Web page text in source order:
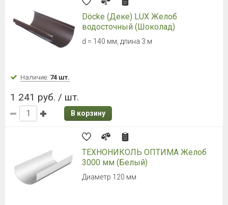
Döcke (Деке) LUX Желоб
водосточный (Шоколад)
d = 140 мм, длина 3 м
Наличие: 74 шт.
1 241 руб. / шт.
В корзину
ТЕХНОНИКОЛЬ ОПТИМА Желоб
3000 мм (Белый)
Диаметр 120 мм